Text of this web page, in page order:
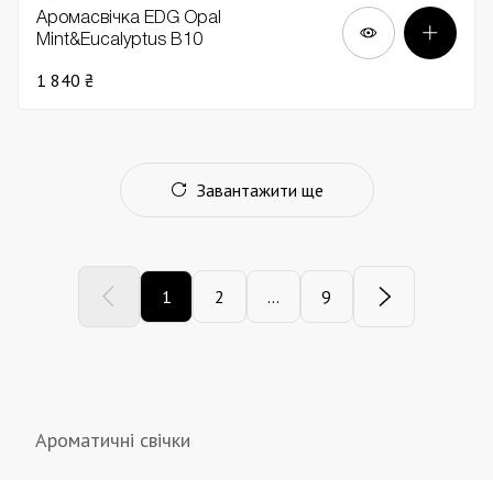
Аромасвічка EDG Opal
Mint&Eucalyptus В10
1 840 ₴
Завантажити ще
1 2 ... 9
Ароматичні свічки